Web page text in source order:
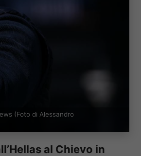
(Foto di Alessandro
al Chievo in